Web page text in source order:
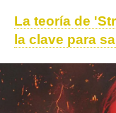
La teoría de
la clave para
Netflix